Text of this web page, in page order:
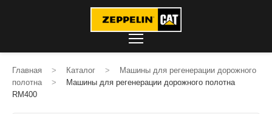
Главная > Каталог >
Машины для регенерации дорожного
полотна
>
Машины для регенерации дорожного полотна
RM400